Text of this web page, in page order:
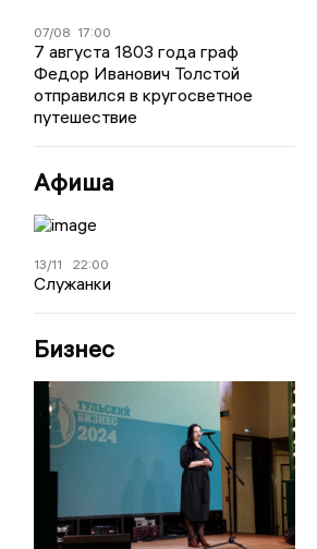
07/08 17:00
7 августа 1803 года граф
Федор Иванович Толстой
отправился в кругосветное
путешествие
Афиша
13/11 22:00
Служанки
Бизнес